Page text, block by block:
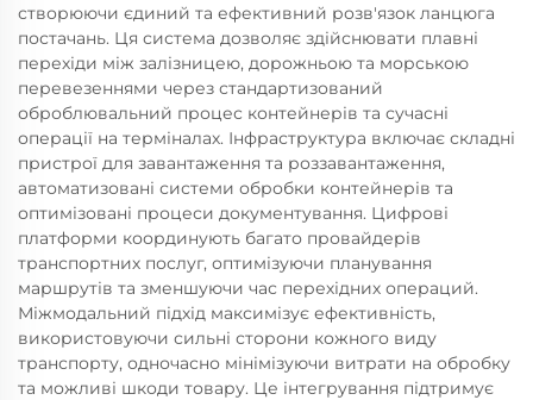
створюючи єдиний та ефективний розв'язок ланцюга
постачань. Ця система дозволяє здійснювати плавні
перехіди між залізницею, дорожньою та морською
перевезеннями через стандартизований
оброблювальний процес контейнерів та сучасні
операції на терміналах. Інфраструктура включає складні
пристрої для завантаження та роззавантаження,
автоматизовані системи обробки контейнерів та
оптимізовані процеси документування. Цифрові
платформи координують багато провайдерів
транспортних послуг, оптимізуючи планування
маршрутів та зменшуючи час перехідних операций.
Міжмодальний підхід максимізує ефективність,
використовуючи сильні сторони кожного виду
транспорту, одночасно мінімізуючи витрати на обробку
та можливі шкоди товару. Це інтегрування підтримує